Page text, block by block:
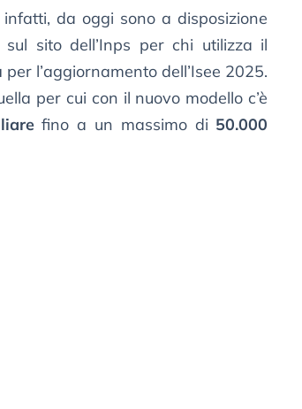
da oggi sono a disposizione
sito dell’Inps per chi utilizza il
per l’aggiornamento dell’Isee 2025.
per cui con il nuovo modello c’è
fino a un massimo di 50.000